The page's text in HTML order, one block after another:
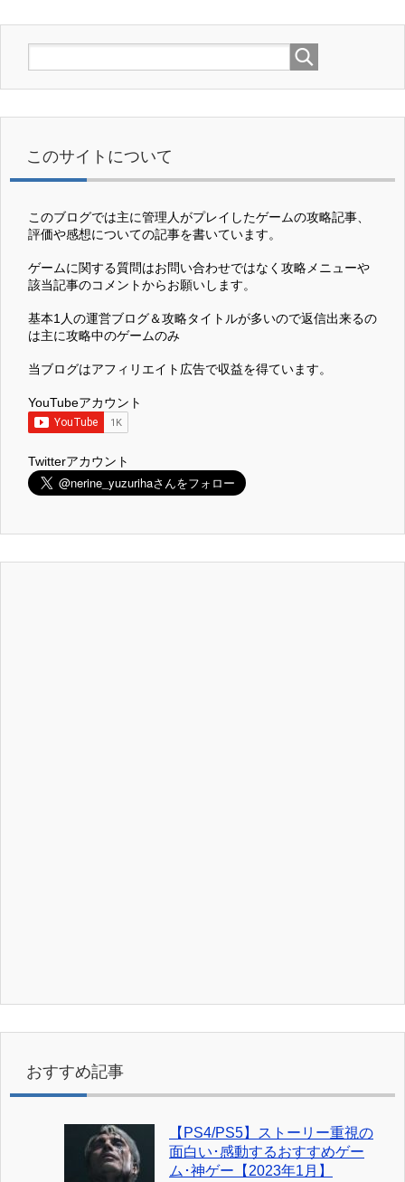
このサイトについて
このブログでは主に管理人がプレイしたゲームの攻略記事、
評価や感想についての記事を書いています。
ゲームに関する質問はお問い合わせではなく攻略メニューや
該当記事のコメントからお願いします。
基本1人の運営ブログ＆攻略タイトルが多いので返信出来るの
は主に攻略中のゲームのみ
当ブログはアフィリエイト広告で収益を得ています。
YouTubeアカウント
Twitterアカウント
おすすめ記事
【PS4/PS5】ストーリー重視の
面白い･感動するおすすめゲー
ム･神ゲー【2023年1月】